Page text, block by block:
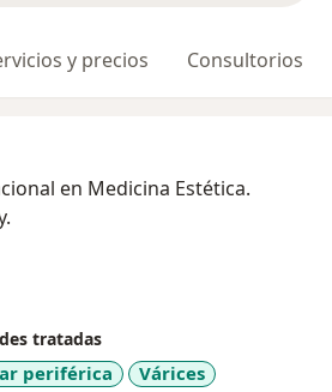
y precios Consultorios
en Medicina Estética.
tratadas
periférica
Várices